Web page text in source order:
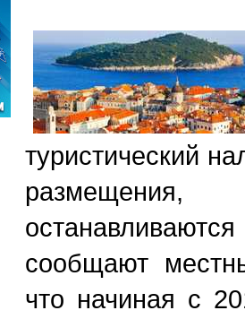
туристический
сообщают
что начиная с